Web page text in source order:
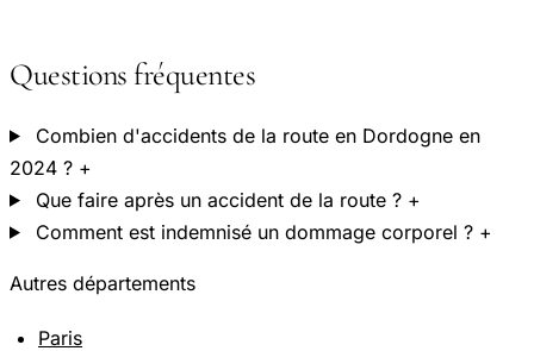
Questions fréquentes
Combien d'accidents de la route en Dordogne en
2024 ? +
Que faire après un accident de la route ? +
Comment est indemnisé un dommage corporel ? +
Autres départements
Paris